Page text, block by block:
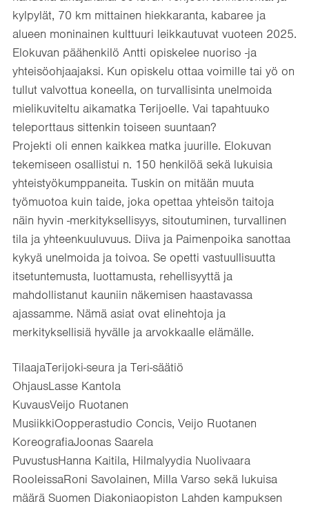
kylpylät, 70 km mittainen hiekkaranta, kabaree ja
alueen moninainen kulttuuri leikkautuvat vuoteen 2025.
Elokuvan päähenkilö Antti opiskelee nuoriso -ja
yhteisöohjaajaksi. Kun opiskelu ottaa voimille tai yö on
tullut valvottua koneella, on turvallisinta unelmoida
mielikuviteltu aikamatka Terijoelle. Vai tapahtuuko
teleporttaus sittenkin toiseen suuntaan?
Projekti oli ennen kaikkea matka juurille. Elokuvan
tekemiseen osallistui n. 150 henkilöä sekä lukuisia
yhteistyökumppaneita. Tuskin on mitään muuta
työmuotoa kuin taide, joka opettaa yhteisön taitoja
näin hyvin -merkityksellisyys, sitoutuminen, turvallinen
tila ja yhteenkuuluvuus. Diiva ja Paimenpoika sanottaa
kykyä unelmoida ja toivoa. Se opetti vastuullisuutta
itsetuntemusta, luottamusta, rehellisyyttä ja
mahdollistanut kauniin näkemisen haastavassa
ajassamme. Nämä asiat ovat elinehtoja ja
merkityksellisiä hyvälle ja arvokkaalle elämälle.
TilaajaTerijoki-seura ja Teri-säätiö
OhjausLasse Kantola
KuvausVeijo Ruotanen
MusiikkiOopperastudio Concis, Veijo Ruotanen
KoreografiaJoonas Saarela
PuvustusHanna Kaitila, Hilmalyydia Nuolivaara
RooleissaRoni Savolainen, Milla Varso sekä lukuisa
määrä Suomen Diakoniaopiston Lahden kampuksen